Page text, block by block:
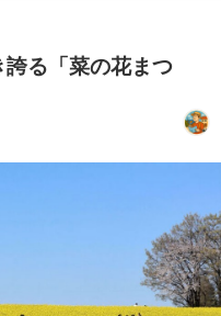
る「菜の花まつ